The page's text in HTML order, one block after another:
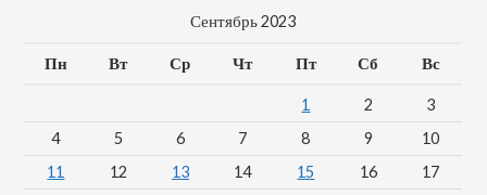
Сентябрь 2023
Пн Вт Ср Чт Пт Сб Вс
1 2
3
4
5 6 7 8 9
10
11
12 13 14 15 16
17